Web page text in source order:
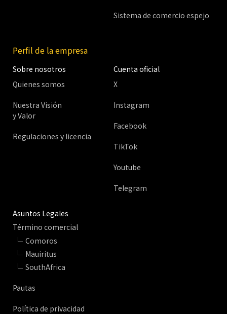
Sistema de comercio espejo
Perfil de la empresa
Sobre nosotros
Quienes somos
Nuestra Visión
y Valor
Regulaciones y licencia
Cuenta oficial
X
Instagram
Facebook
TikTok
Youtube
Telegram
Asuntos Legales
Término comercial
Comoros
Mauiritus
SouthAfrica
Pautas
Política de privacidad